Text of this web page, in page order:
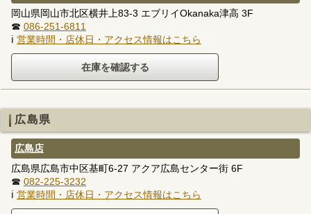
岡山県岡山市北区横井上83-3 エブリイOkanaka津高 3F
☎ 086-251-6811
ℹ 営業時間・店休日・アクセス情報はこちら
広島県
広島店
広島県広島市中区基町6-27 アクア広島センター街 6F
☎ 082-225-3232
ℹ 営業時間・店休日・アクセス情報はこちら